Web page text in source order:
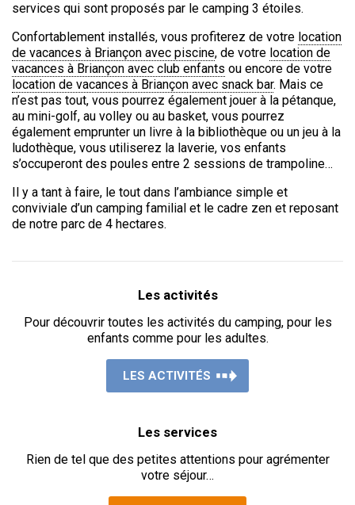
services qui sont proposés par le camping 3 étoiles.
Confortablement installés, vous profiterez de votre location
de vacances à Briançon avec piscine, de votre location de
vacances à Briançon avec club enfants ou encore de votre
location de vacances à Briançon avec snack bar. Mais ce
n’est pas tout, vous pourrez également jouer à la pétanque,
au mini-golf, au volley ou au basket, vous pourrez
également emprunter un livre à la bibliothèque ou un jeu à la
ludothèque, vous utiliserez la laverie, vos enfants
s’occuperont des poules entre 2 sessions de trampoline…
Il y a tant à faire, le tout dans l’ambiance simple et
conviviale d’un camping familial et le cadre zen et reposant
de notre parc de 4 hectares.
Les activités
Pour découvrir toutes les activités du camping, pour les
enfants comme pour les adultes.
LES ACTIVITÉS
Les services
Rien de tel que des petites attentions pour agrémenter
votre séjour…